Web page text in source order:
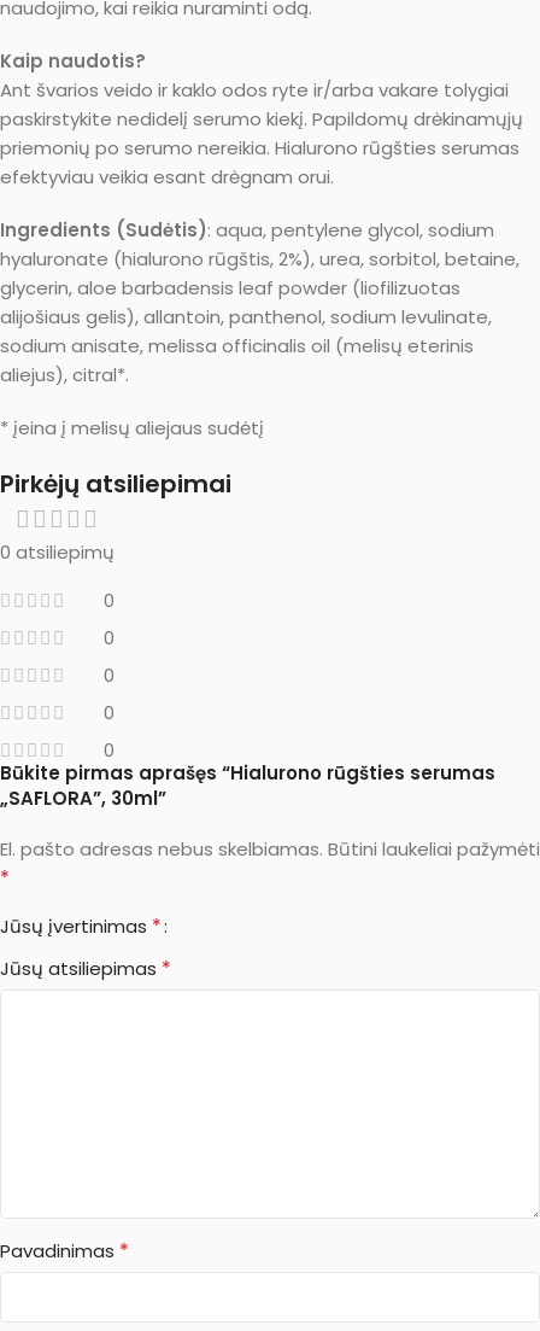
naudojimo, kai reikia nuraminti odą.
Kaip naudotis?
Ant švarios veido ir kaklo odos ryte ir/arba vakare tolygiai
paskirstykite nedidelį serumo kiekį. Papildomų drėkinamųjų
priemonių po serumo nereikia. Hialurono rūgšties serumas
efektyviau veikia esant drėgnam orui.
Ingredients (Sudėtis): aqua, pentylene glycol, sodium
hyaluronate (hialurono rūgštis, 2%), urea, sorbitol, betaine,
glycerin, aloe barbadensis leaf powder (liofilizuotas
alijošiaus gelis), allantoin, panthenol, sodium levulinate,
sodium anisate, melissa officinalis oil (melisų eterinis
aliejus), citral*.
* įeina į melisų aliejaus sudėtį
Pirkėjų atsiliepimai
0 atsiliepimų
0
0
0
0
0
Būkite pirmas aprašęs “Hialurono rūgšties serumas
„SAFLORA”, 30ml”
El. pašto adresas nebus skelbiamas. Būtini laukeliai pažymėti
*
Jūsų įvertinimas *
Jūsų atsiliepimas *
Pavadinimas *